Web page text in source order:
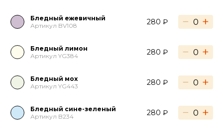
Бледный ежевичный
Артикул BV108
280 ₽ − +
Бледный лимон
Артикул YG384
280 ₽ − +
Бледный мох
Артикул YG443
280 ₽ − +
Бледный сине-зеленый
Артикул B234
280 ₽ − +